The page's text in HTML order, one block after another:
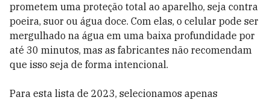
prometem uma proteção total ao aparelho, seja contra
poeira, suor ou água doce. Com elas, o celular pode ser
mergulhado na água em uma baixa profundidade por
até 30 minutos, mas as fabricantes não recomendam
que isso seja de forma intencional.
Para esta lista de 2023, selecionamos apenas